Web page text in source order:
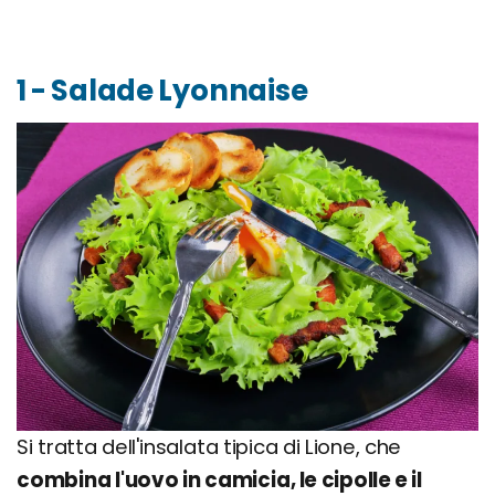
1 - Salade Lyonnaise
Si tratta dell'insalata tipica di Lione, che
combina l'uovo in camicia, le cipolle e il